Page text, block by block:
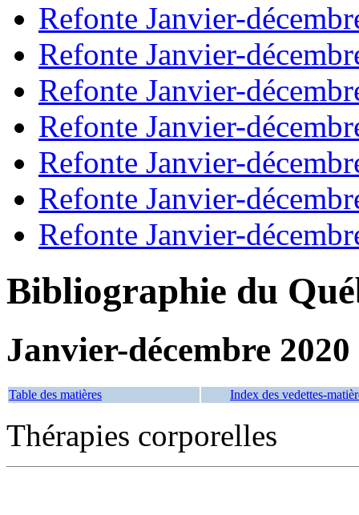
Refonte Janvier-
Refonte Janvier-
Refonte Janvier-
Refonte Janvier-
Refonte Janvier-
Refonte Janvier-
Refonte Janvier-
Bibliographie du
Janvier-décembre 2020
Table des matières Index des vedettes-
Thérapies corporelles